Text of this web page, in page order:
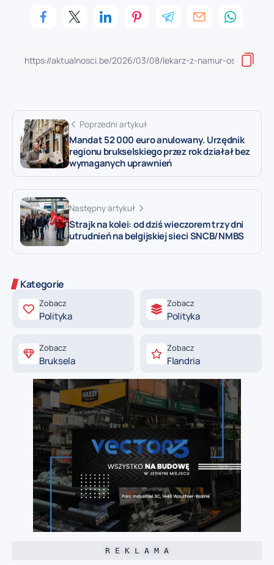
Poprzedni artykuł
Mandat 52 000 euro anulowany. Urzędnik
regionu brukselskiego przez rok działał bez
wymaganych uprawnień
Następny artykuł
Strajk na kolei: od dziś wieczorem trzy dni
utrudnień na belgijskiej sieci SNCB/NMBS
Kategorie
Zobacz
Polityka
Zobacz
Polityka
Zobacz
Bruksela
Zobacz
Flandria
R E K L A M A